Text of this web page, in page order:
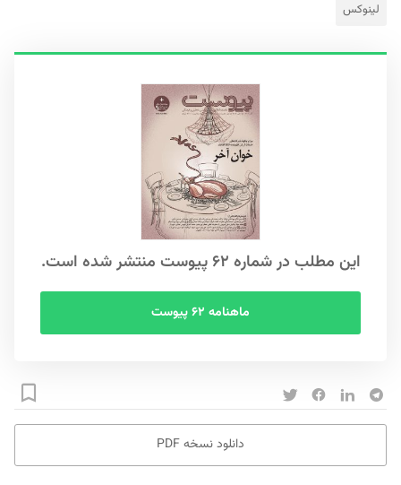
لینوکس
این مطلب در شماره ۶۲ پیوست منتشر شده است.
ماهنامه ۶۲ پیوست
دانلود نسخه PDF